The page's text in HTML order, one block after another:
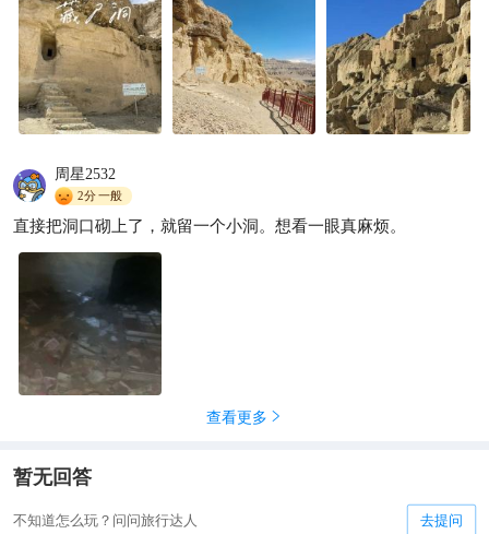
筑的代表，承载着丰富的历史文化内涵，见证了古格王朝曾经的
辉煌。
周星2532
2分一般
直接把洞口砌上了，就留一个小洞。想看一眼真麻烦。
查看更多 
暂无回答
不知道怎么玩？问问旅行达人 去提问